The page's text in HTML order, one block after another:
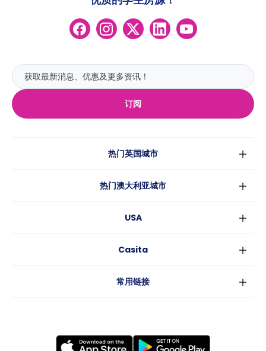
订阅
热门英国城市
伦敦
爱丁堡
利兹
考文垂
热门澳大利亚城市
布里斯班
阿德莱德
USA
洛杉矶
Casita
常用链接